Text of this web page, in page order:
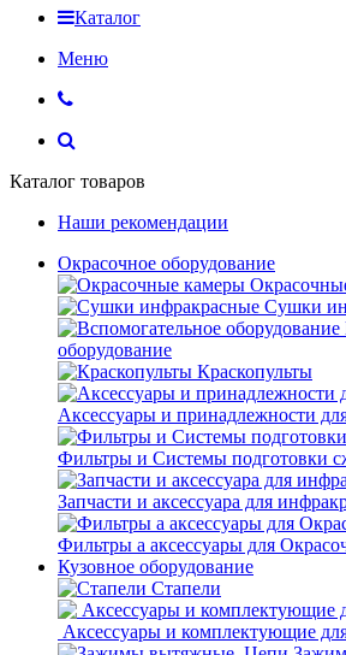
Каталог
Меню
Каталог товаров
Наши рекомендации
Окрасочное оборудование
Сушки
оборудование
Краскопульты
Аксессуары и принадлежности
Фильтры и Системы подготовки
Запчасти и аксессуара для
Фильтры а аксессуары для
Кузовное оборудование
Стапели
Аксессуары и комплектующие